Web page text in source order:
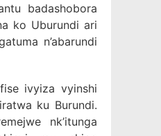
badashobora
ko Uburundi ari
n’abarundi
ivyiza vyinshi
ku Burundi.
nk’itunga